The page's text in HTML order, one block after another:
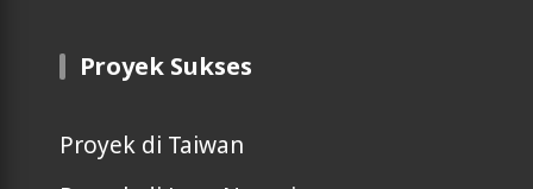
Proyek Sukses
Proyek di Taiwan